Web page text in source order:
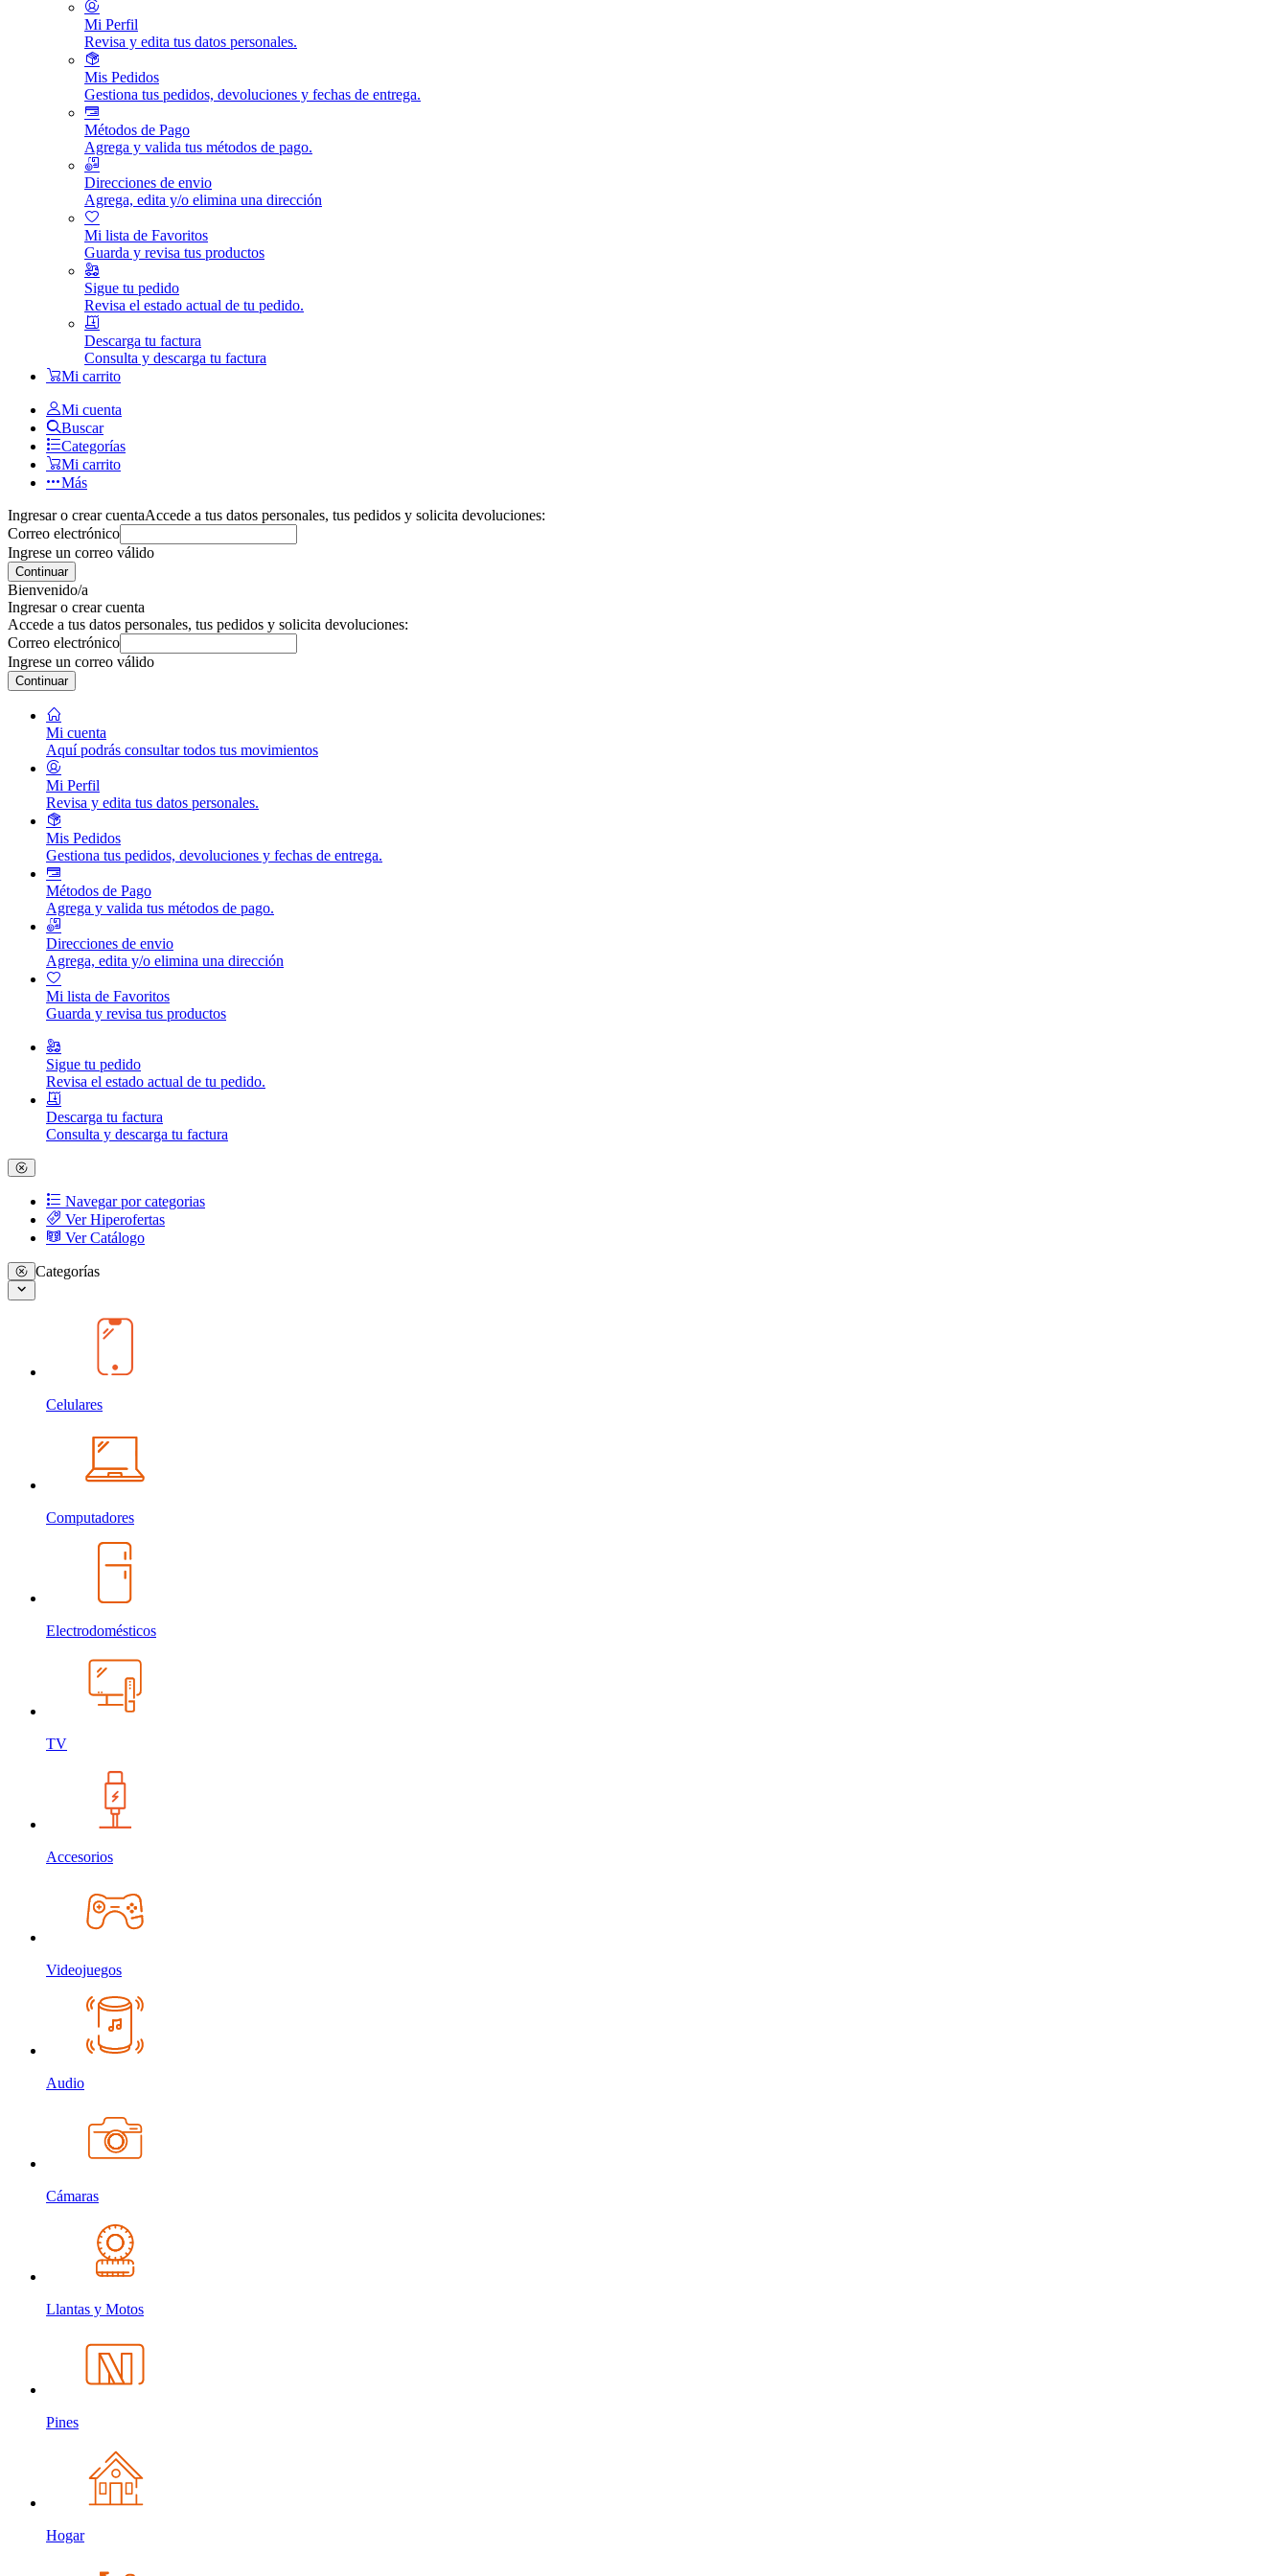
Mi Perfil
Revisa y edita tus datos personales.
Mis Pedidos
Gestiona tus pedidos, devoluciones y fechas de entrega.
Métodos de Pago
Agrega y valida tus métodos de pago.
Direcciones de envio
Agrega, edita y/o elimina una dirección
Mi lista de Favoritos
Guarda y revisa tus productos
Sigue tu pedido
Revisa el estado actual de tu pedido.
Descarga tu factura
Consulta y descarga tu factura
Mi carrito
Mi cuenta
Buscar
Categorías
Mi carrito
Más
Ingresar o crear cuentaAccede a tus datos personales, tus pedidos y solicita devoluciones:
Correo electrónico
Ingrese un correo válido
Continuar
Bienvenido/a
Ingresar o crear cuenta
Accede a tus datos personales, tus pedidos y solicita devoluciones:
Correo electrónico
Ingrese un correo válido
Continuar
Mi cuenta
Aquí podrás consultar todos tus movimientos
Mi Perfil
Revisa y edita tus datos personales.
Mis Pedidos
Gestiona tus pedidos, devoluciones y fechas de entrega.
Métodos de Pago
Agrega y valida tus métodos de pago.
Direcciones de envio
Agrega, edita y/o elimina una dirección
Mi lista de Favoritos
Guarda y revisa tus productos
Sigue tu pedido
Revisa el estado actual de tu pedido.
Descarga tu factura
Consulta y descarga tu factura
Navegar por categorias
Ver Hiperofertas
Ver Catálogo
Categorías
Celulares
Computadores
Electrodomésticos
TV
Accesorios
Videojuegos
Audio
Cámaras
Llantas y Motos
Pines
Hogar